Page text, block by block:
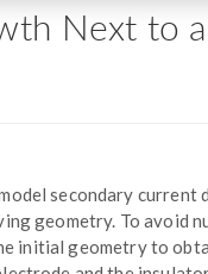
Next to
secondary current
geometry. To avoid
initial geometry to